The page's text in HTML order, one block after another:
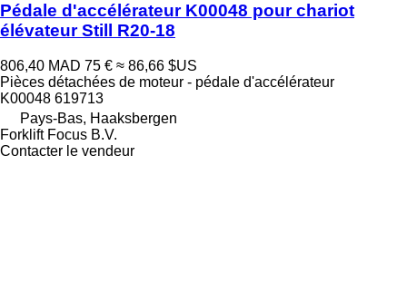
Pédale d'accélérateur K00048 pour chariot
élévateur Still R20-18
806,40 MAD 75 € ≈ 86,66 $US
Pièces détachées de moteur - pédale d'accélérateur
K00048 619713
Pays-Bas, Haaksbergen
Forklift Focus B.V.
Contacter le vendeur